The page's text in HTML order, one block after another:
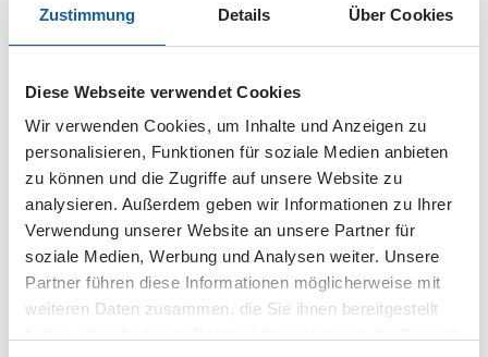
Zustimmung Details Über Cookies
Diese Webseite verwendet Cookies
Wir verwenden Cookies, um Inhalte und Anzeigen zu
personalisieren, Funktionen für soziale Medien anbieten
zu können und die Zugriffe auf unsere Website zu
analysieren. Außerdem geben wir Informationen zu Ihrer
Verwendung unserer Website an unsere Partner für
soziale Medien, Werbung und Analysen weiter. Unsere
Partner führen diese Informationen möglicherweise mit
weiteren Daten zusammen, die Sie ihnen bereitgestellt
und hydraulischer Hebewerke die Last während des Baus
verlagert. Dieses Prinzip fand auch im Rahmen der
Heute arbeiten am neuen, zentral gelegenen Hauptstandort des
Erzbischöflichen Ordinariats etwa 400 Menschen im Dienst der
Katholischen Kirche.
BAUHERR:
Erzbischöfliche Ordinariat München